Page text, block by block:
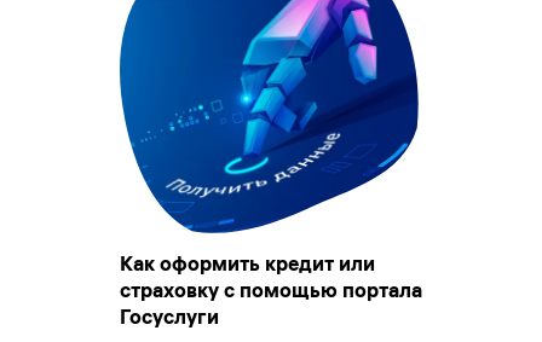
Как оформить кредит или
страховку с помощью портала
Госуслуги